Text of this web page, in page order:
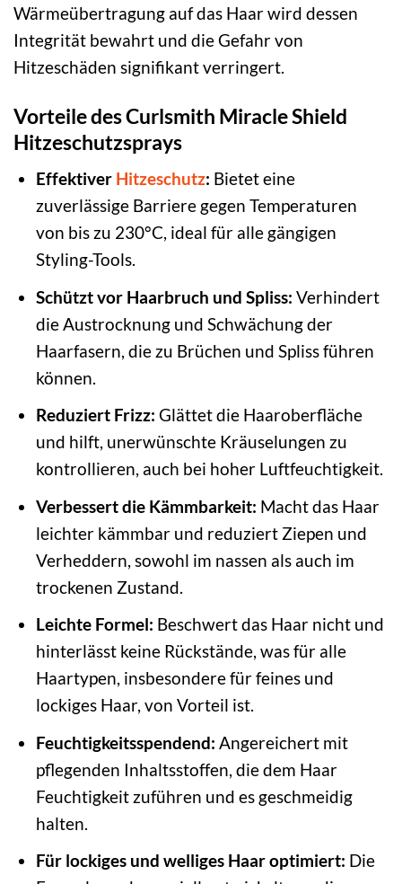
Wärmeübertragung auf das Haar wird dessen
Integrität bewahrt und die Gefahr von
Hitzeschäden signifikant verringert.
Vorteile des Curlsmith Miracle Shield
Hitzeschutzsprays
Effektiver Hitzeschutz: Bietet eine
zuverlässige Barriere gegen Temperaturen
von bis zu 230°C, ideal für alle gängigen
Styling-Tools.
Schützt vor Haarbruch und Spliss: Verhindert
die Austrocknung und Schwächung der
Haarfasern, die zu Brüchen und Spliss führen
können.
Reduziert Frizz: Glättet die Haaroberfläche
und hilft, unerwünschte Kräuselungen zu
kontrollieren, auch bei hoher Luftfeuchtigkeit.
Verbessert die Kämmbarkeit: Macht das Haar
leichter kämmbar und reduziert Ziepen und
Verheddern, sowohl im nassen als auch im
trockenen Zustand.
Leichte Formel: Beschwert das Haar nicht und
hinterlässt keine Rückstände, was für alle
Haartypen, insbesondere für feines und
lockiges Haar, von Vorteil ist.
Feuchtigkeitsspendend: Angereichert mit
pflegenden Inhaltsstoffen, die dem Haar
Feuchtigkeit zuführen und es geschmeidig
halten.
Für lockiges und welliges Haar optimiert: Die